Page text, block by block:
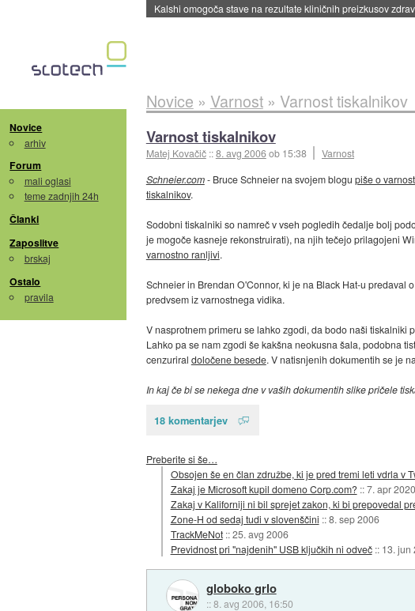
Sandisk že prodal več kot polovico SSD-jev za naslednji
Novice
arhiv
Forum
mali oglasi
teme zadnjih 24h
Članki
Zaposlitve
brskaj
Ostalo
pravila
Novice » Varnost» Varnost tiskalnikov
Varnost tiskalnikov
Matej Kovačič ::8. avg 2006ob 15:38
Varnost
Schneier.com- Bruce Schneier na svojem blogu piše o
tiskalnikov.
Sodobni tiskalniki so namreč v vseh pogledih čedalje bolj
je mogoče kasneje rekonstruirati), na njih tečejo prilagojeni
varnostno ranljivi.
Schneier in Brendan O'Connor, ki je na Black Hat-u predaval
predvsem iz varnostnega vidika.
V nasprotnem primeru se lahko zgodi, da bodo naši
Lahko pa se nam zgodi še kakšna neokusna šala, podobna
cenzuriral določene besede. V natisnjenih dokumentih se je
In kaj če bi se nekega dne v vaših dokumentih slike pričele
18 komentarjev
Preberite si še…
Obsojen še en član združbe, ki je pred tremi leti vdrla v
Zakaj je Microsoft kupil domeno Corp.com? ::7. apr 2020
Zakaj v Kaliforniji ni bil sprejet zakon, ki bi prepovedal
Zone-H od sedaj tudi v slovenščini ::8. sep 2006
TrackMeNot ::25. avg 2006
Previdnost pri "najdenih" USB ključkih ni odveč :: 13. jun
globoko grlo
::8. avg 2006, 16:50